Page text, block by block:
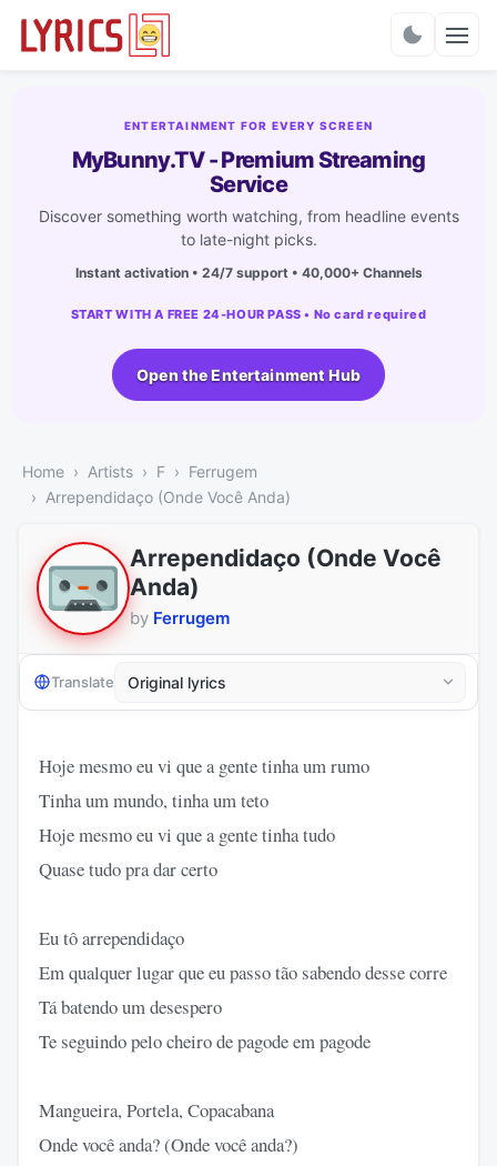
ENTERTAINMENT FOR EVERY SCREEN
MyBunny.TV - Premium Streaming
Service
Discover something worth watching, from headline events
to late-night picks.
Instant activation • 24/7 support • 40,000+ Channels
START WITH A FREE 24-HOUR PASS • No card required
Open the Entertainment Hub
Home Artists F
Ferrugem
Arrependidaço (Onde Você Anda)
Arrependidaço (Onde Você
Anda)
by Ferrugem
Translate
Hoje mesmo eu vi que a gente tinha um rumo
Tinha um mundo, tinha um teto
Hoje mesmo eu vi que a gente tinha tudo
Quase tudo pra dar certo
Eu tô arrependidaço
Em qualquer lugar que eu passo tão sabendo desse corre
Tá batendo um desespero
Te seguindo pelo cheiro de pagode em pagode
Mangueira, Portela, Copacabana
Onde você anda? (Onde você anda?)